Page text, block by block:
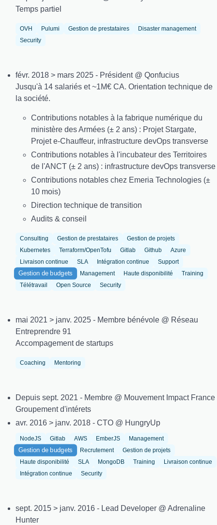
Temps partiel
OVH Pulumi Gestion de prestataires
Disaster management
Security
févr. 2018 > mars 2025 - Président @ Qonfucius
Jusqu'à 14 salariés et ~1M€ CA. Orientation technique de
la société.
Contributions notables à la fabrique numérique du
ministère des Armées (± 2 ans) : Projet Stargate,
Projet e-Chauffeur, infrastructure devOps transverse
Contributions notables à l'incubateur des Territoires
de l'ANCT (± 2 ans) : infrastructure devOps transverse
Contributions notables chez Emeria Technologies (±
10 mois)
Direction technique de transition
Audits & conseil
Consulting Gestion de prestataires
Gestion de projets
Kubernetes
Terraform/OpenTofu Gitlab Github
Azure
Livraison continue
SLA Intégration continue Support
Gestion de budgets Management Haute disponibilité
Training
Télétravail
Open Source Security
mai 2021 > janv. 2025 - Membre bénévole @ Réseau
Entreprendre 91
Accompagement de startups
Coaching Mentoring
Depuis sept. 2021 - Membre @ Mouvement Impact France
Groupement d'intérets
avr. 2016 > janv. 2018 - CTO @ HungryUp
NodeJS Gitlab AWS EmberJS Management
Gestion de budgets Recrutement
Gestion de projets
Haute disponibilité
SLA MongoDB Training
Livraison continue
Intégration continue
Security
sept. 2015 > janv. 2016 - Lead Developer @ Adrenaline
Hunter